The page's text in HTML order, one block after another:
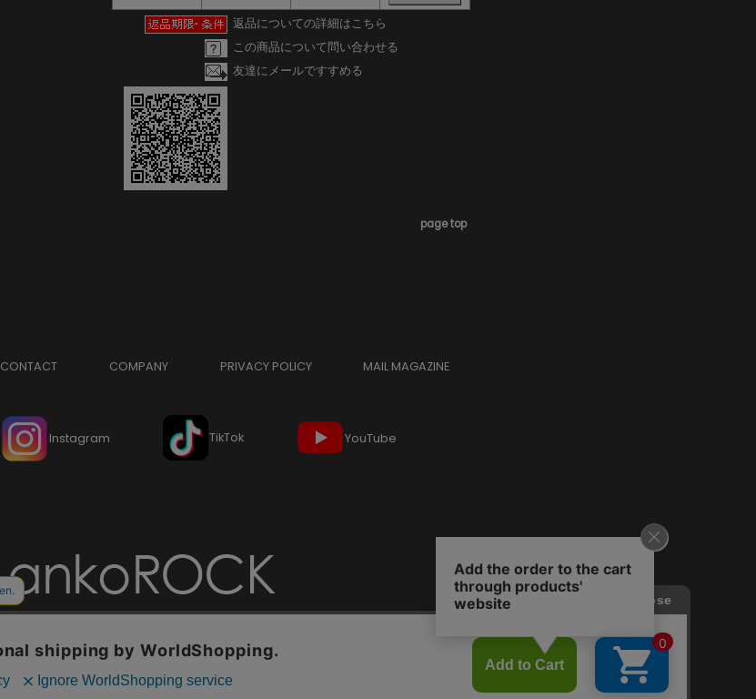
返品についての詳細はこちら
この商品について問い合わせる
友達にメールですすめる
page top
CONTACT COMPANY PRIVACY POLICY MAIL MAGAZINE
Instagram TikTok YouTube